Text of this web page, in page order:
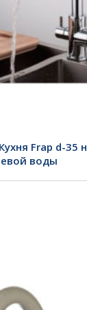
Frap d-35
воды